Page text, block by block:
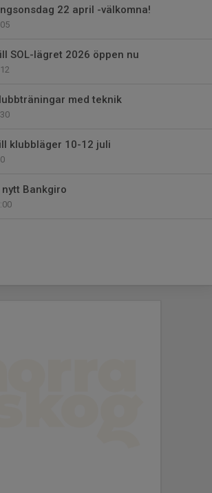
22 april -välkomna!
SOL-lägret 2026 öppen nu
med teknik
klubbläger 10-12 juli
Bankgiro